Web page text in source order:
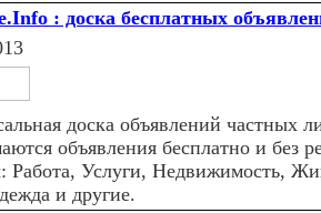
: доска бесплатных
доска объявлений частных
объявления бесплатно и без
Работа, Услуги, Недвижимость,
и другие.